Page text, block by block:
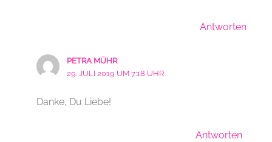
Antworten
PETRA MÜHR
29. JULI 2019 UM 7:18 UHR
Danke, Du Liebe!
Antworten